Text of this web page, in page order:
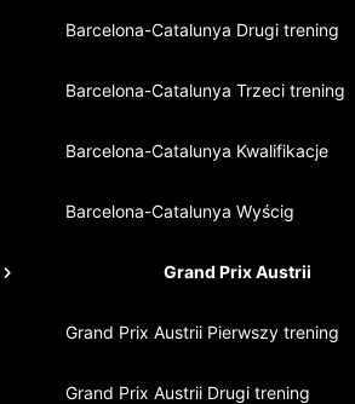
Barcelona-Catalunya Drugi trening
Barcelona-Catalunya Trzeci trening
Barcelona-Catalunya Kwalifikacje
Barcelona-Catalunya Wyścig
Grand Prix Austrii
Grand Prix Austrii Pierwszy trening
Grand Prix Austrii Drugi trening